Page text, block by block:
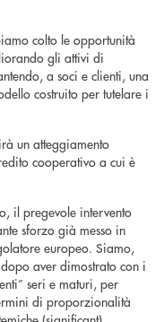
colto le opportunità
gli attivi di
a soci e clienti, una
costruito per tutelare i
un atteggiamento
cooperativo a cui è
il pregevole intervento
sforzo già messo in
europeo. Siamo,
aver dimostrato con i
seri e maturi, per
di proporzionalità